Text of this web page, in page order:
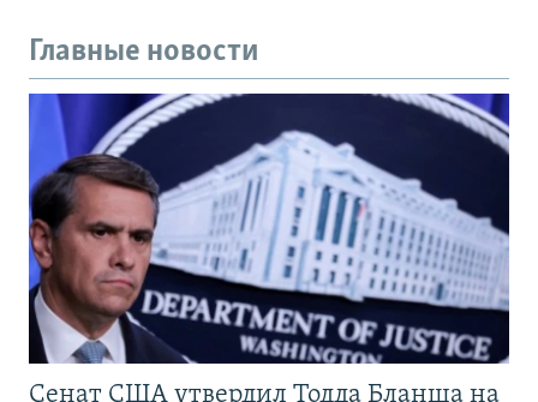
Главные новости
Сенат США утвердил Тодда Бланша на